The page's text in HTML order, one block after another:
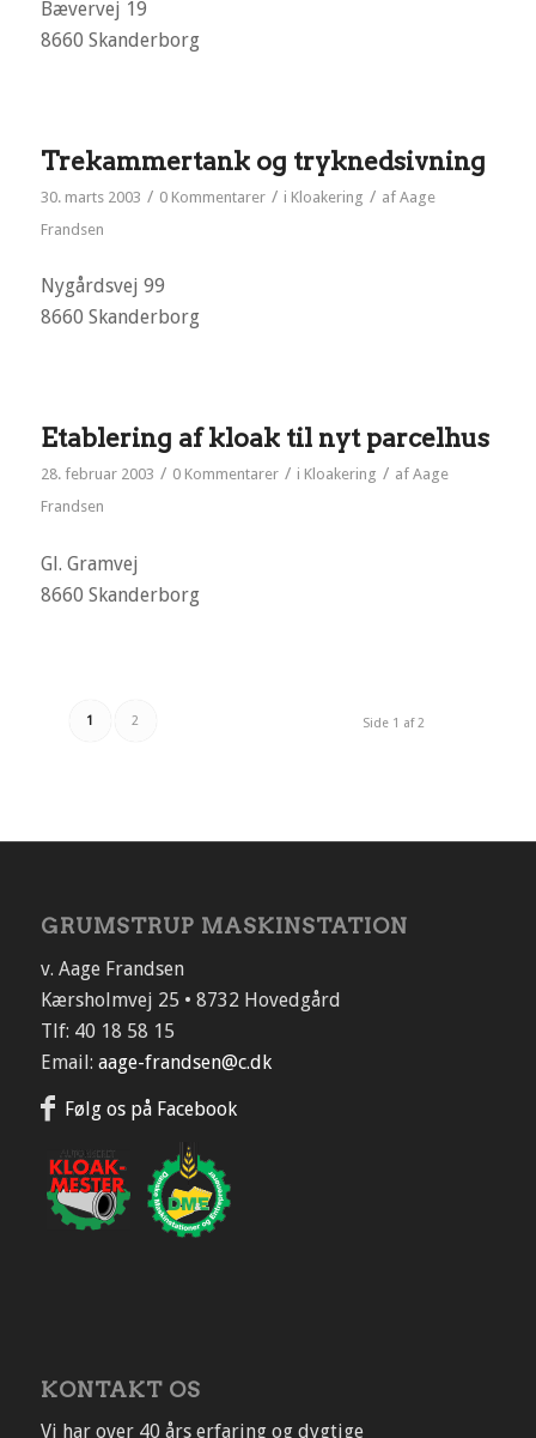
Bævervej 19
8660 Skanderborg
Trekammertank og tryknedsivning
30. marts 2003 / 0 Kommentarer / i Kloakering / af Aage
Frandsen
Nygårdsvej 99
8660 Skanderborg
Etablering af kloak til nyt parcelhus
28. februar 2003 / 0 Kommentarer / i Kloakering / af Aage
Frandsen
Gl. Gramvej
8660 Skanderborg
Side 1 af 2
1 2
GRUMSTRUP MASKINSTATION
v. Aage Frandsen
Kærsholmvej 25 • 8732 Hovedgård
Tlf: 40 18 58 15
Email: aage-frandsen@c.dk
Følg os på Facebook
KONTAKT OS
Vi har over 40 års erfaring og dygtige